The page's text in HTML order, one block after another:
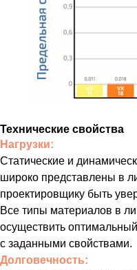
Технические свойства
Нагрузки:
Статические и
широко представлены в
проектировщику быть
Все типы материалов в
осуществить
с заданными свойствами.
Долговечность: